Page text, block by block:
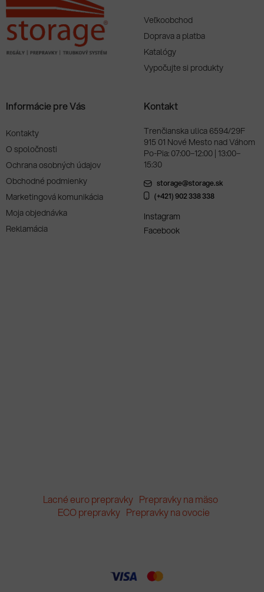
Veľkoobchod
Doprava a platba
Katalógy
Vypočujte si produkty
Informácie pre Vás
Kontakty
O spoločnosti
Ochrana osobných údajov
Obchodné podmienky
Marketingová komunikácia
Moja objednávka
Reklamácia
Kontakt
Trenčianska ulica 6594/29F
915 01 Nové Mesto nad Váhom
Po-Pia: 07:00–12:00 | 13:00–
15:30
storage@storage.sk
(+421) 902 338 338
Instagram
Facebook
Lacné euro prepravky Prepravky na mäso
ECO prepravky Prepravky na ovocie